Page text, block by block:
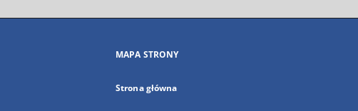
MAPA STRONY
Strona główna